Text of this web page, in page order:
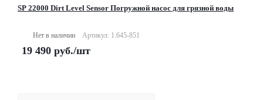
SP 22000 Dirt Level Sensor Погружной насос для грязной воды
Нет в наличии Артикул: 1.645-851
19 490 руб./шт